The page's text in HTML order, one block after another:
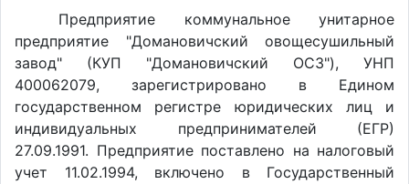
Предприятие коммунальное унитарное
предприятие "Домановичский овощесушильный
завод" (КУП "Домановичский ОСЗ"), УНП
400062079, зарегистрировано в Едином
государственном регистре юридических лиц и
индивидуальных предпринимателей (ЕГР)
27.09.1991. Предприятие поставлено на налоговый
учет 11.02.1994, включено в Государственный